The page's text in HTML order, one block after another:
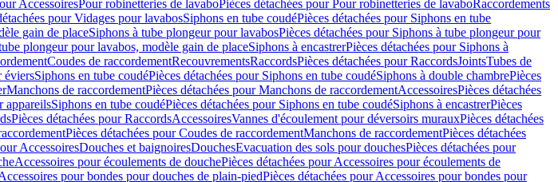
AccessoiresPour robinetteries de lavaboPièces détachées pour Pour robinetteries de lavaboRaccordements
pour Vidages pour lavabosSiphons en tube coudéPièces détachées pour Siphons en tube
gain de placeSiphons à tube plongeur pour lavabosPièces détachées pour Siphons à tube plongeur pour
plongeur pour lavabos, modèle gain de placeSiphons à encastrerPièces détachées pour Siphons à
Coudes de raccordementRecouvrementsRaccordsPièces détachées pour RaccordsJointsTubes de
éviersSiphons en tube coudéPièces détachées pour Siphons en tube coudéSiphons à double chambrePièces
Manchons de raccordementPièces détachées pour Manchons de raccordementAccessoiresPièces détachées
appareilsSiphons en tube coudéPièces détachées pour Siphons en tube coudéSiphons à encastrerPièces
Pièces détachées pour RaccordsAccessoiresVannes d'écoulement pour déversoirs murauxPièces détachées
Pièces détachées pour Coudes de raccordementManchons de raccordementPièces détachées
AccessoiresDouches et baignoiresDouchesEvacuation des sols pour douchesPièces détachées pour
Accessoires pour écoulements de douchePièces détachées pour Accessoires pour écoulements de
pour bondes pour douches de plain-piedPièces détachées pour Accessoires pour bondes pour